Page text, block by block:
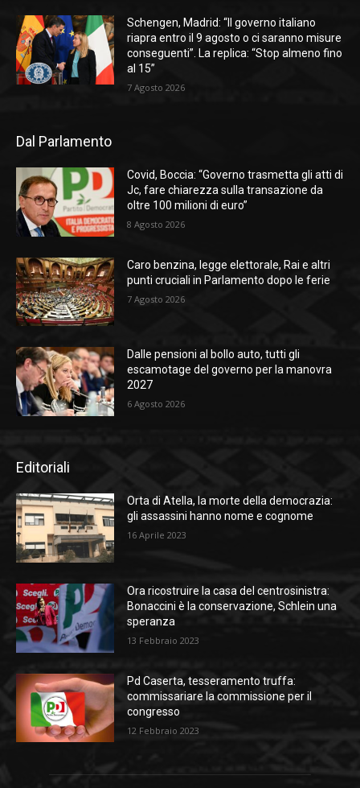
Schengen, Madrid: “Il governo italiano
riapra entro il 9 agosto o ci saranno misure
conseguenti”. La replica: “Stop almeno fino
al 15”
7 Agosto 2026
Dal Parlamento
Covid, Boccia: “Governo trasmetta gli atti di
Jc, fare chiarezza sulla transazione da
oltre 100 milioni di euro”
8 Agosto 2026
Caro benzina, legge elettorale, Rai e altri
punti cruciali in Parlamento dopo le ferie
7 Agosto 2026
Dalle pensioni al bollo auto, tutti gli
escamotage del governo per la manovra
2027
6 Agosto 2026
Editoriali
Orta di Atella, la morte della democrazia:
gli assassini hanno nome e cognome
16 Aprile 2023
Ora ricostruire la casa del centrosinistra:
Bonaccini è la conservazione, Schlein una
speranza
13 Febbraio 2023
Pd Caserta, tesseramento truffa:
commissariare la commissione per il
congresso
12 Febbraio 2023